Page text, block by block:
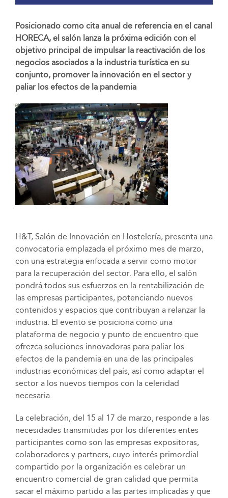
Posicionado como cita anual de referencia en el canal
HORECA, el salón lanza la próxima edición con el
objetivo principal de impulsar la reactivación de los
negocios asociados a la industria turística en su
conjunto, promover la innovación en el sector y
paliar los efectos de la pandemia
H&T, Salón de Innovación en Hostelería, presenta una
convocatoria emplazada el próximo mes de marzo,
con una estrategia enfocada a servir como motor
para la recuperación del sector. Para ello, el salón
pondrá todos sus esfuerzos en la rentabilización de
las empresas participantes, potenciando nuevos
contenidos y espacios que contribuyan a relanzar la
industria. El evento se posiciona como una
plataforma de negocio y punto de encuentro que
ofrezca soluciones innovadoras para paliar los
efectos de la pandemia en una de las principales
industrias económicas del país, así como adaptar el
sector a los nuevos tiempos con la celeridad
necesaria.
La celebración, del 15 al 17 de marzo, responde a las
necesidades transmitidas por los diferentes entes
participantes como son las empresas expositoras,
colaboradores y partners, cuyo interés primordial
compartido por la organización es celebrar un
encuentro comercial de gran calidad que permita
sacar el máximo partido a las partes implicadas y que